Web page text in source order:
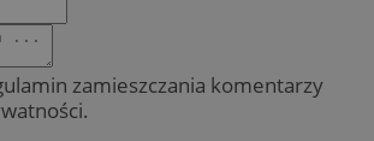
zamieszczania komentarzy